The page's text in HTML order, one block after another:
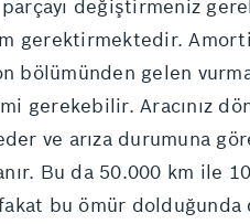
değiştirmeniz
bölümünden gelen
gerekebilir. Aracınız
ve arıza durumuna
Bu da 50.000 km ile
bu ömür